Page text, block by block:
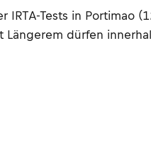
IRTA-Tests in
Längerem dürfen